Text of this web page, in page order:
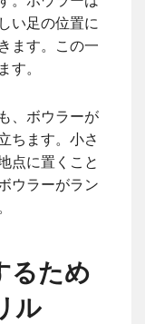
い足の位置に
ます。この一
す。
、ボウラーが
ちます。小さ
点に置くこと
ウラーがラン
るため
ル